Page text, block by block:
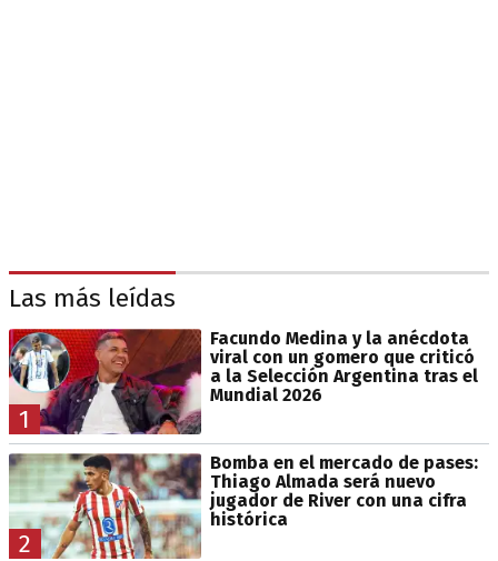
Las más leídas
1
Facundo Medina y la anécdota
viral con un gomero que criticó
a la Selección Argentina tras el
Mundial 2026
2
Bomba en el mercado de pases:
Thiago Almada será nuevo
jugador de River con una cifra
histórica